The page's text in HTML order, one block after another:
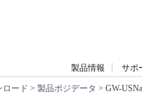
製品情報 サポ
ロード > 製品ポジデータ > GW-